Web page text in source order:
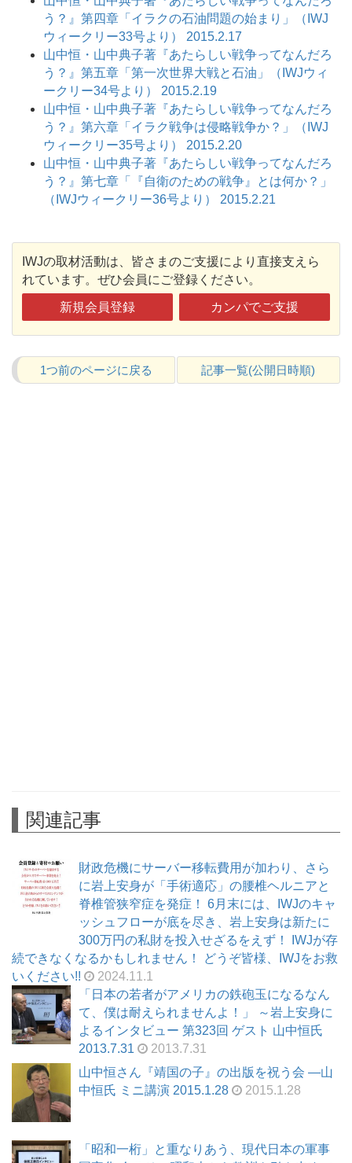
う？』第四章「イラクの石油問題の始まり」（IWJ
ウィークリー33号より） 2015.2.17
山中恒・山中典子著『あたらしい戦争ってなんだろ
う？』第五章「第一次世界大戦と石油」（IWJウィ
ークリー34号より） 2015.2.19
山中恒・山中典子著『あたらしい戦争ってなんだろ
う？』第六章「イラク戦争は侵略戦争か？」（IWJ
ウィークリー35号より） 2015.2.20
山中恒・山中典子著『あたらしい戦争ってなんだろ
う？』第七章「『自衛のための戦争』とは何か？」
（IWJウィークリー36号より） 2015.2.21
IWJの取材活動は、皆さまのご支援により直接支えら
れています。ぜひ会員にご登録ください。
新規会員登録 カンパでご支援
1つ前のページに戻る 記事一覧(公開日時順)
関連記事
財政危機にサーバー移転費用が加わり、さら
に岩上安身が「手術適応」の腰椎ヘルニアと
脊椎管狭窄症を発症！ 6月末には、IWJのキャ
ッシュフローが底を尽き、岩上安身は新たに
300万円の私財を投入せざるをえず！ IWJが存
続できなくなるかもしれません！ どうぞ皆様、IWJをお救
いください!!
2024.11.1
「日本の若者がアメリカの鉄砲玉になるなん
て、僕は耐えられませんよ！」 ～岩上安身に
よるインタビュー 第323回 ゲスト 山中恒氏
2013.7.31
2013.7.31
山中恒さん『靖国の子』の出版を祝う会 ―山
中恒氏 ミニ講演 2015.1.28
2015.1.28
「昭和一桁」と重なりあう、現代日本の軍事